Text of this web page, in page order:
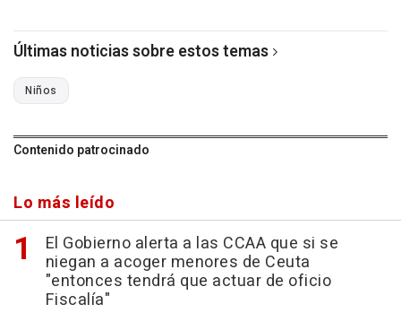
Últimas noticias sobre estos temas
Niños
Contenido patrocinado
Lo más leído
El Gobierno alerta a las CCAA que si se
niegan a acoger menores de Ceuta
"entonces tendrá que actuar de oficio
Fiscalía"